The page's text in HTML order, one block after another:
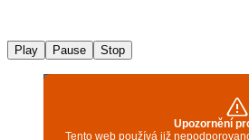
Play Pause Stop